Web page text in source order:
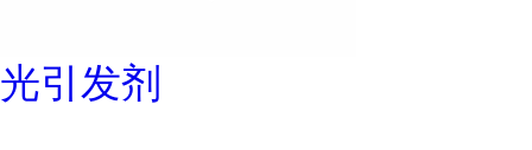
光引发剂